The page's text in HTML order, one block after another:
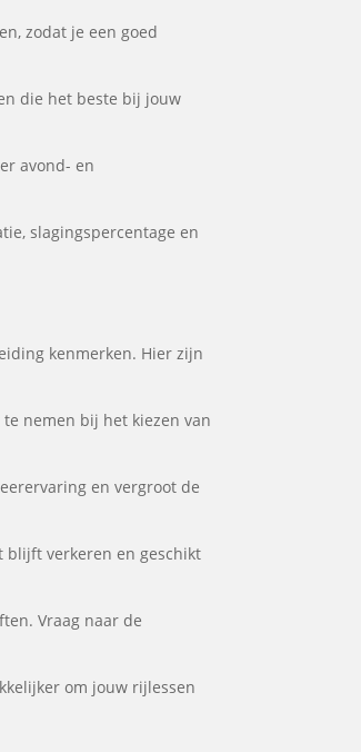
zodat je een goed
die het beste bij jouw
avond- en
slagingspercentage en
kenmerken. Hier zijn
nemen bij het kiezen van
en vergroot de
blijft verkeren en geschikt
Vraag naar de
om jouw rijlessen